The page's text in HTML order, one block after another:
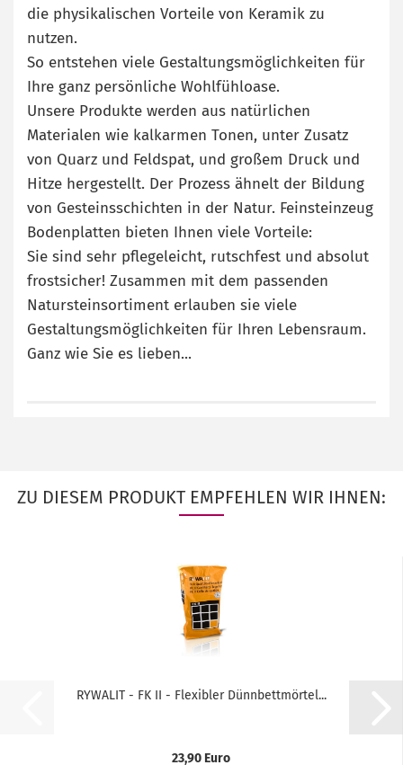
die physikalischen Vorteile von Keramik zu
nutzen.
So entstehen viele Gestaltungsmöglichkeiten für
Ihre ganz persönliche Wohlfühloase.
Unsere Produkte werden aus natürlichen
Materialen wie kalkarmen Tonen, unter Zusatz
von Quarz und Feldspat, und großem Druck und
Hitze hergestellt. Der Prozess ähnelt der Bildung
von Gesteinsschichten in der Natur. Feinsteinzeug
Bodenplatten bieten Ihnen viele Vorteile:
Sie sind sehr pflegeleicht, rutschfest und absolut
frostsicher! Zusammen mit dem passenden
Natursteinsortiment erlauben sie viele
Gestaltungsmöglichkeiten für Ihren Lebensraum.
Ganz wie Sie es lieben...
ZU DIESEM PRODUKT EMPFEHLEN WIR IHNEN:
RYWALIT - FK II - Flexibler Dünnbettmörtel...
23,90 Euro